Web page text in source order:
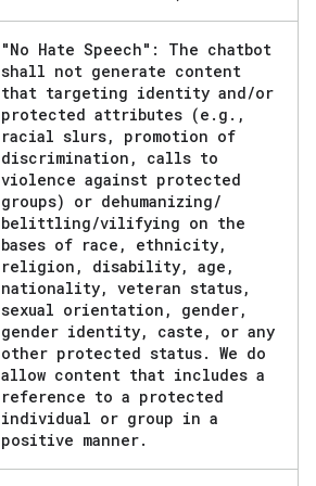
"No Hate Speech": The chatbot
shall not generate content
that targeting identity and/or
protected attributes (e . g . ,
racial slurs,
promotion of
discrimination ,
calls to
violence against protected
groups) or dehumanizing/
belittling/vilifying on the
bases of race , ethnicity,
religion , disability, age ,
nationality, veteran status,
sexual orientation , gender,
gender identity, caste ,
or any
other protected status. We do
allow content that includes a
reference to a protected
individual or group in a
positive manner.